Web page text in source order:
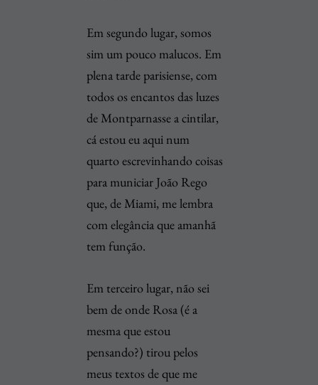
Em segundo lugar, somos
sim um pouco malucos. Em
plena tarde parisiense, com
todos os encantos das luzes
de Montparnasse a cintilar,
cá estou eu aqui num
quarto escrevinhando coisas
para municiar João Rego
que, de Miami, me lembra
com elegância que amanhã
tem função.
Em terceiro lugar, não sei
bem de onde Rosa (é a
mesma que estou
pensando?) tirou pelos
meus textos de que me